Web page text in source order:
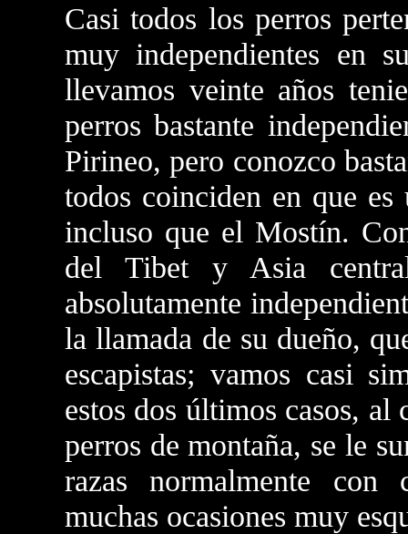
Casi todos los perros
muy independientes en
llevamos veinte años
perros bastante
Pirineo, pero conozco
todos coinciden en que
incluso que el Mostín.
del Tibet y Asia
absolutamente
la llamada de su dueño,
escapistas; vamos casi
estos dos últimos casos, al
perros de montaña, se le
razas normalmente con
muchas ocasiones muy